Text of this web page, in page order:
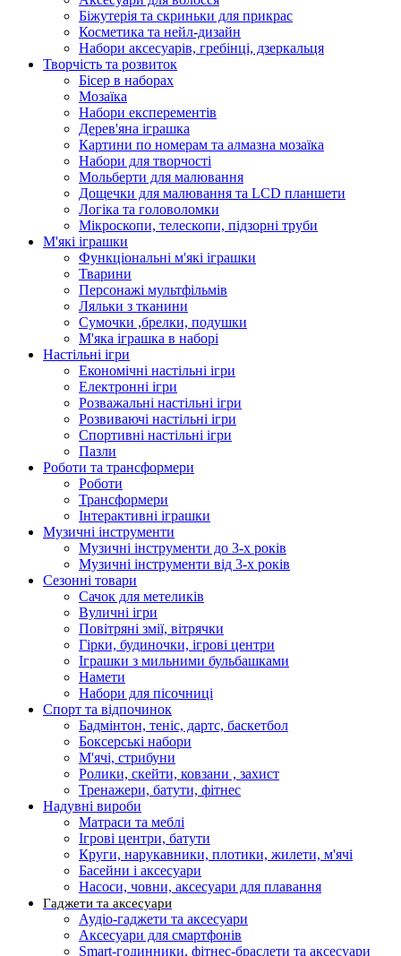
Біжутерія та скриньки для прикрас
Косметика та нейл-дизайн
Набори аксесуарів, гребінці, дзеркальця
Творчість та розвиток
Бісер в наборах
Мозаїка
Набори експерементів
Дерев'яна іграшка
Картини по номерам та алмазна мозаїка
Набори для творчості
Мольберти для малювання
Дощечки для малювання та LCD планшети
Логіка та головоломки
Мікроскопи, телескопи, підзорні труби
М'які іграшки
Функціональні м'які іграшки
Тварини
Персонажі мультфільмів
Ляльки з тканини
Сумочки ,брелки, подушки
М'яка іграшка в наборі
Настільні ігри
Економічні настільні ігри
Електронні ігри
Розважальні настільні ігри
Розвиваючі настільні ігри
Спортивні настільні ігри
Пазли
Роботи та трансформери
Роботи
Трансформери
Інтерактивні іграшки
Музичні інструменти
Музичні інструменти до 3-х років
Музичні інструменти від 3-х років
Сезонні товари
Сачок для метеликів
Вуличні ігри
Повітряні змії, вітрячки
Гірки, будиночки, ігрові центри
Іграшки з мильними бульбашками
Намети
Набори для пісочниці
Спорт та відпочинок
Бадмінтон, теніс, дартс, баскетбол
Боксерські набори
М'ячі, стрибуни
Ролики, скейти, ковзани , захист
Тренажери, батути, фітнес
Надувні вироби
Матраси та меблі
Ігрові центри, батути
Круги, нарукавники, плотики, жилети, м'ячі
Басейни і аксесуари
Насоси, човни, аксесуари для плавання
Гаджети та аксесуари
Аудіо-гаджети та аксесуари
Аксесуари для смартфонів
Smart-годинники, фітнес-браслети та аксесуари